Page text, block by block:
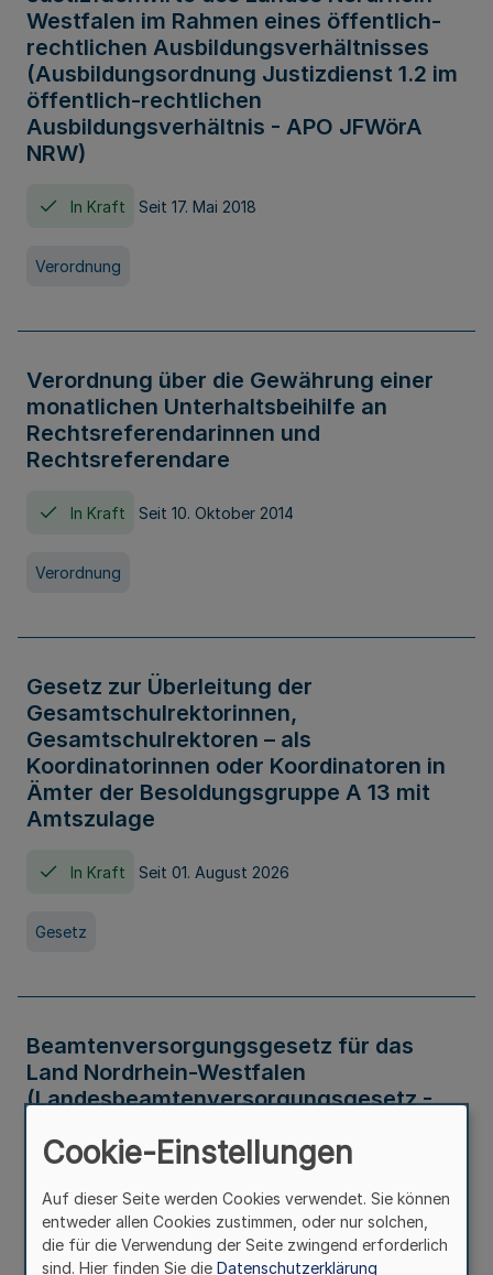
Westfalen im Rahmen eines öffentlich-
rechtlichen Ausbildungsverhältnisses
(Ausbildungsordnung Justizdienst 1.2 im
öffentlich-rechtlichen
Ausbildungsverhältnis - APO JFWörA
NRW)
In Kraft Seit 17. Mai 2018
Verordnung
Verordnung über die Gewährung einer
monatlichen Unterhaltsbeihilfe an
Rechtsreferendarinnen und
Rechtsreferendare
In Kraft Seit 10. Oktober 2014
Verordnung
Gesetz zur Überleitung der
Gesamtschulrektorinnen,
Gesamtschulrektoren – als
Koordinatorinnen oder Koordinatoren in
Ämter der Besoldungsgruppe A 13 mit
Amtszulage
In Kraft Seit 01. August 2026
Gesetz
Beamtenversorgungsgesetz für das
Land Nordrhein-Westfalen
(Landesbeamtenversorgungsgesetz -
Gesetz
Cookie-Einstellungen
Auf dieser Seite werden Cookies verwendet. Sie können
entweder allen Cookies zustimmen, oder nur solchen,
die für die Verwendung der Seite zwingend erforderlich
sind. Hier finden Sie die Datenschutzerklärung